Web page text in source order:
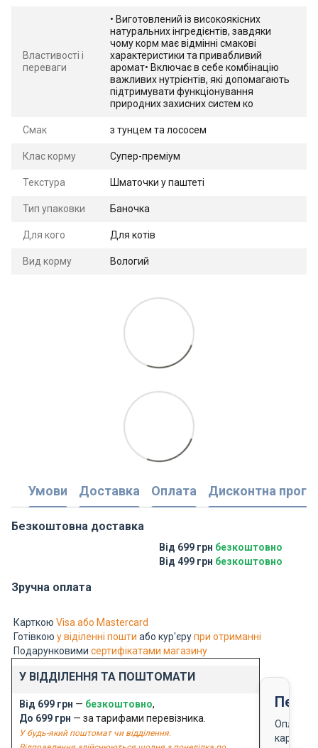
Властивості і
переваги
• Виготовлений із високоякісних
натуральних інгредієнтів, завдяки
чому корм має відмінні смакові
характеристики та привабливий
аромат• Включає в себе комбінацію
важливих нутрієнтів, які допомагають
підтримувати функціонування
природних захисних систем ко
Смак з тунцем та лососем
Клас корму Супер-преміум
Текстура Шматочки у паштеті
Тип упаковки Баночка
Для кого Для котів
Вид корму Вологий
Умови Доставка Оплата Дисконтна
Безкоштовна доставка
Від 699 грн безкоштовно
Від 499 грн безкоштовно
Зручна оплата
Карткою Visa або Mastercard
Готівкою у віділенні пошти або кур'єрупри отриманні
Подарунковими сертифікатами магазину
У ВІДДІЛЕННЯ ТА ПОШТОМАТИ
Від 699 грн — безкоштовно,
До 699 грн — за тарифами перевізника.
У будь-який поштомат чи відділення.
Оплата
карткою